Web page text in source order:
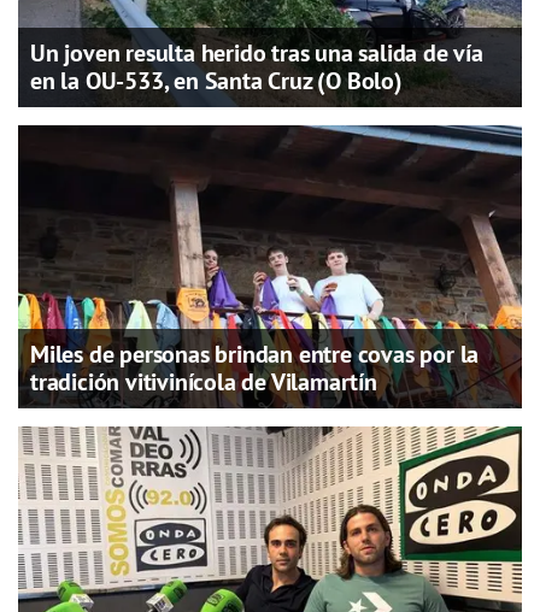
Un joven resulta herido tras una salida de vía
en la OU-533, en Santa Cruz (O Bolo)
Miles de personas brindan entre covas por la
tradición vitivinícola de Vilamartín